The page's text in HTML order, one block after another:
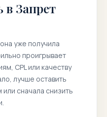
в Запрет
уже получила
проигрывает
CPL или качеству
лучше оставить
сначала снизить